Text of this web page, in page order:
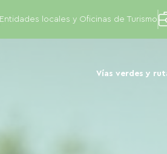
Vías verdes y
Entidades locales y Oficinas de Turismo